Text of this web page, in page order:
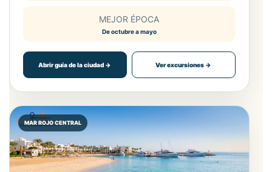
MEJOR ÉPOCA
De octubre a mayo
Abrir guía de la ciudad → Ver excursiones →
MAR ROJO CENTRAL